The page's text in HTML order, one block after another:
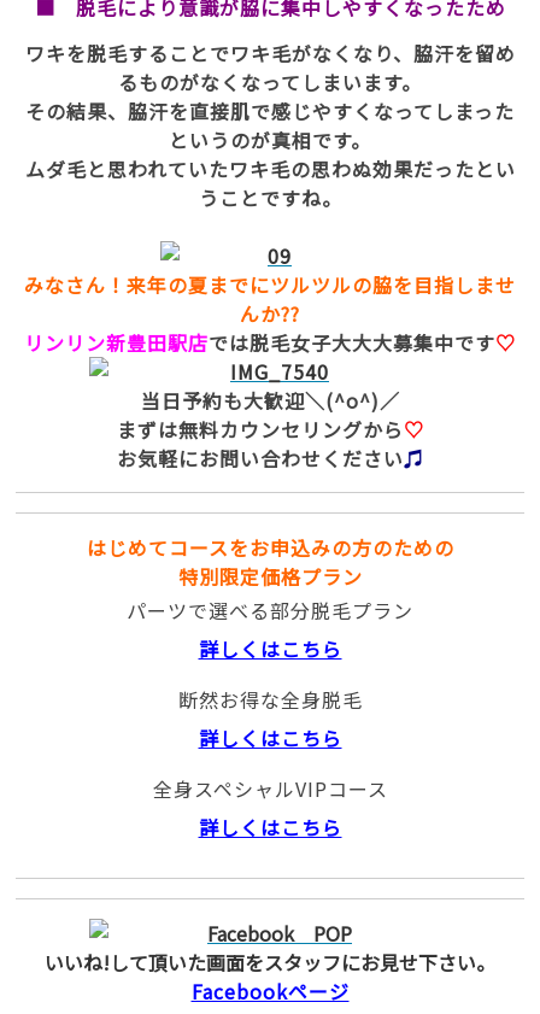
■ 脱毛により意識が脇に集中しやすくなったため
ワキを脱毛することでワキ毛がなくなり、脇汗を留め
るものがなくなってしまいます。
その結果、脇汗を直接肌で感じやすくなってしまった
というのが真相です。
ムダ毛と思われていたワキ毛の思わぬ効果だったとい
うことですね。
みなさん！来年の夏までにツルツルの脇を目指しませ
んか??
リンリン新豊田駅店では脱毛女子大大大募集中です♡
当日予約も大歓迎＼(^o^)／
まずは無料カウンセリングから♡
お気軽にお問い合わせください♫
はじめてコースをお申込みの方のための
特別限定価格プラン
パーツで選べる部分脱毛プラン
詳しくはこちら
断然お得な全身脱毛
詳しくはこちら
全身スペシャルVIPコース
詳しくはこちら
いいね!して頂いた画面をスタッフにお見せ下さい。
Facebookページ